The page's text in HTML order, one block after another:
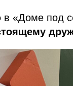
в «Доме под